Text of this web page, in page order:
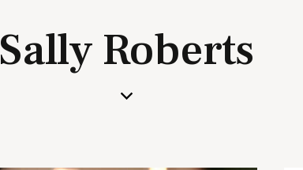
Sally Roberts